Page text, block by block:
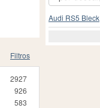
Filtros
2927
926
583
Audi RS5 Bleck